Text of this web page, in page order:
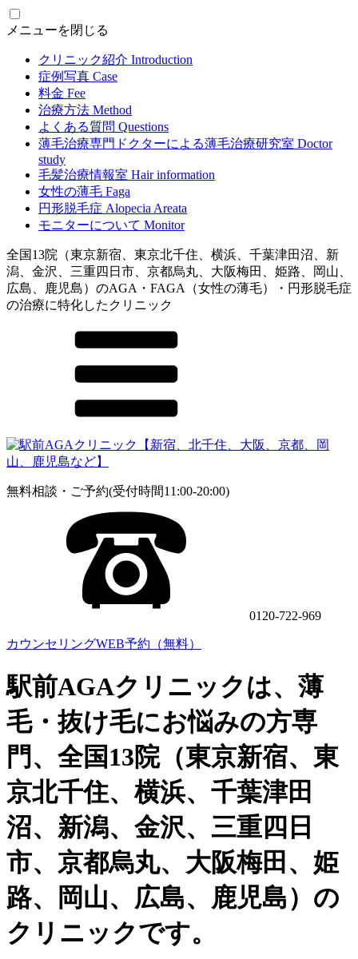
メニューを閉じる
クリニック紹介 Introduction
症例写真 Case
料金 Fee
治療方法 Method
よくある質問 Questions
薄毛治療専門ドクターによる薄毛治療研究室 Doctor
study
毛髪治療情報室 Hair information
女性の薄毛 Faga
円形脱毛症 Alopecia Areata
モニターについて Monitor
全国13院（東京新宿、東京北千住、横浜、千葉津田沼、新
潟、金沢、三重四日市、京都烏丸、大阪梅田、姫路、岡山、
広島、鹿児島）のAGA・FAGA（女性の薄毛）・円形脱毛症
の治療に特化したクリニック
無料相談・ご予約(受付時間11:00-20:00)
0120-722-969
カウンセリングWEB予約（無料）
駅前AGAクリニックは、薄
毛・抜け毛にお悩みの方専
門、全国13院（東京新宿、東
京北千住、横浜、千葉津田
沼、新潟、金沢、三重四日
市、京都烏丸、大阪梅田、姫
路、岡山、広島、鹿児島）の
クリニックです。